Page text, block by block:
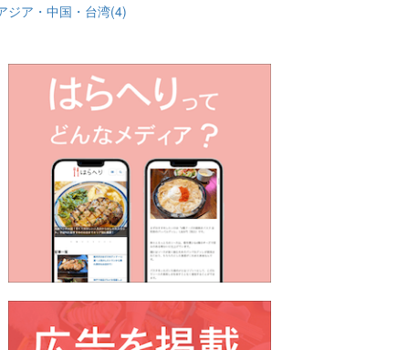
ジア・中国・台湾(4)